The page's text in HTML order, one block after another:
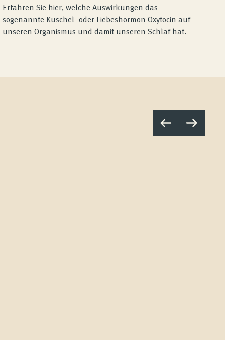
Erfahren Sie hier, welche Auswirkungen das
sogenannte Kuschel- oder Liebeshormon Oxytocin auf
unseren Organismus und damit unseren Schlaf hat.